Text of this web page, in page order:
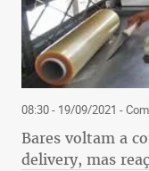
08:30 - 19/09/2021 -
Bares voltam a
delivery, mas